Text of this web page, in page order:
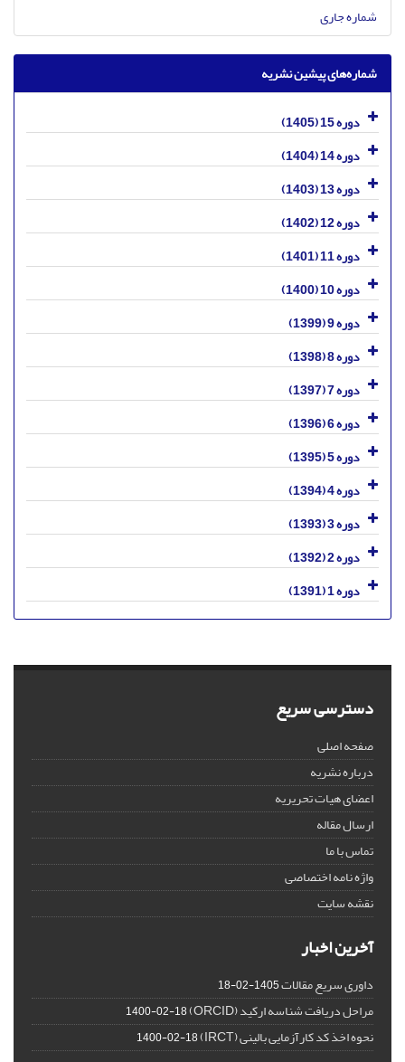
شماره جاری
شماره‌های پیشین نشریه
دوره 15 (1405)
دوره 14 (1404)
دوره 13 (1403)
دوره 12 (1402)
دوره 11 (1401)
دوره 10 (1400)
دوره 9 (1399)
دوره 8 (1398)
دوره 7 (1397)
دوره 6 (1396)
دوره 5 (1395)
دوره 4 (1394)
دوره 3 (1393)
دوره 2 (1392)
دوره 1 (1391)
دسترسی سریع
صفحه اصلی
درباره نشریه
اعضای هیات تحریریه
ارسال مقاله
تماس با ما
واژه نامه اختصاصی
نقشه سایت
آخرین اخبار
داوری سریع مقالات1405-02-18
مراحل دریافت شناسه ارکید (ORCID) 1400-02-18
نحوه اخذ کد کارآزمایی بالینی (IRCT) 1400-02-18